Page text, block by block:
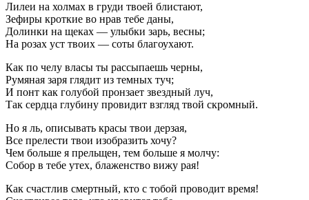
Лилеи на холмах в груди твоей блистают,
Зефиры кроткие во нрав тебе даны,
Долинки на щеках — улыбки зарь, весны;
На розах уст твоих — соты благоухают.
Как по челу власы ты рассыпаешь черны,
Румяная заря глядит из темных туч;
И понт как голубой пронзает звездный луч,
Так сердца глубину провидит взгляд твой скромный.
Но я ль, описывать красы твои дерзая,
Все прелести твои изобразить хочу?
Чем больше я прельщен, тем больше я молчу:
Собор в тебе утех, блаженство вижу рая!
Как счастлив смертный, кто с тобой проводит время!